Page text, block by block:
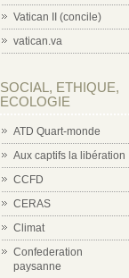
Vatican II (concile)
vatican.va
SOCIAL, ETHIQUE,
ECOLOGIE
ATD Quart-monde
Aux captifs la libération
CCFD
CERAS
Climat
Confederation
paysanne